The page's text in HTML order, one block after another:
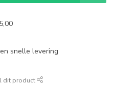
snelle levering
dit product